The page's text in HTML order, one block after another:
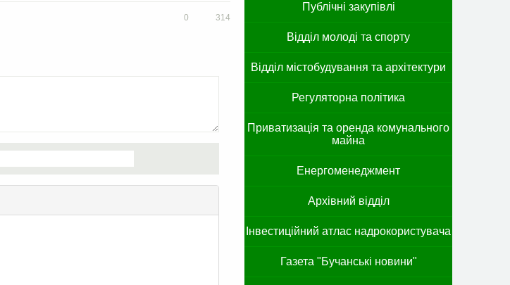
314
0
Публічні закупівлі
Відділ молоді та спорту
Відділ містобудування та архітектури
Регуляторна політика
Приватизація та оренда комунального
майна
Енергоменеджмент
Архівний відділ
Інвестиційний атлас надрокористувача
Газета "Бучанські новини"